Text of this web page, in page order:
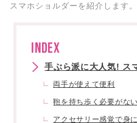
スマホショルダーを紹介します。
INDEX
手ぶら派に大人気! ス
両手が使えて便利
鞄を持ち歩く必要がない
アクセサリー感覚で身